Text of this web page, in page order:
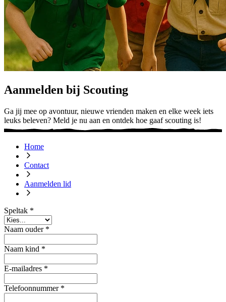
Aanmelden bij Scouting
Ga jij mee op avontuur, nieuwe vrienden maken en elke week iets
leuks beleven? Meld je nu aan en ontdek hoe gaaf scouting is!
Home
Contact
Aanmelden lid
Speltak *
Naam ouder *
Naam kind *
E-mailadres *
Telefoonnummer *